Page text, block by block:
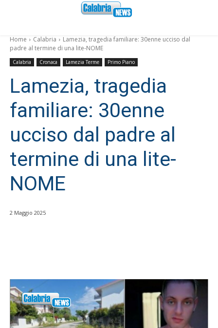
Home Calabria
Lamezia, tragedia familiare: 30enne ucciso dal
padre al termine di una lite-NOME
Calabria Cronaca Lamezia Terme Primo Piano
Lamezia, tragedia
familiare: 30enne
ucciso dal padre al
termine di una lite-
NOME
2 Maggio 2025